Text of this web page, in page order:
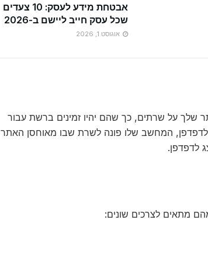
אבטחת מידע לעסק: 10 צעדים
שכל עסק חייב ליישם ב-2026
אוגוסט 1, 2026
על שרתים, כך שהם יהיו זמינים ברשת עבור
המחשב שלו פונה לשרת שבו מאוחסן האתר
לדפדפן.
מתאים לצרכים שונים: